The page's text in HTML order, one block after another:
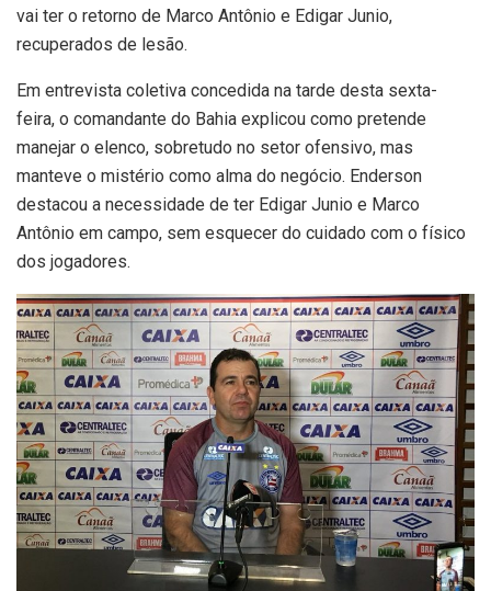
vai ter o retorno de Marco Antônio e Edigar Junio,
recuperados de lesão.
Em entrevista coletiva concedida na tarde desta sexta-
feira, o comandante do Bahia explicou como pretende
manejar o elenco, sobretudo no setor ofensivo, mas
manteve o mistério como alma do negócio. Enderson
destacou a necessidade de ter Edigar Junio e Marco
Antônio em campo, sem esquecer do cuidado com o físico
dos jogadores.